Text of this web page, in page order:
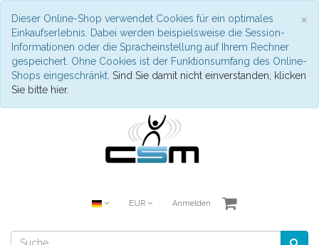
×
Dieser Online-Shop verwendet Cookies für ein optimales
Einkaufserlebnis. Dabei werden beispielsweise die Session-
Informationen oder die Spracheinstellung auf Ihrem Rechner
gespeichert. Ohne Cookies ist der Funktionsumfang des Online-
Shops eingeschränkt. Sind Sie damit nicht einverstanden, klicken
Sie bitte hier.
EUR Anmelden